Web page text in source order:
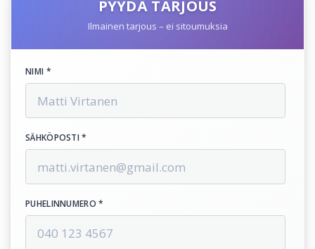
PYYDÄ TARJOUS
Ilmainen tarjous – ei sitoumuksia
NIMI *
SÄHKÖPOSTI *
PUHELINNUMERO *